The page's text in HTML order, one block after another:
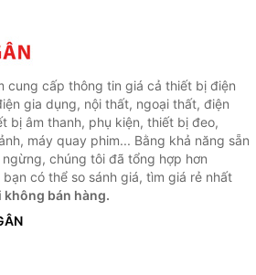
cung cấp thông tin giá cả thiết bị điện
gia dụng, nội thất, ngoại thất, điện
bị âm thanh, phụ kiện, thiết bị đeo,
máy quay phim... Bằng khả năng sẵn
chúng tôi đã tổng hợp hơn
có thể so sánh giá, tìm giá rẻ nhất
không bán hàng.